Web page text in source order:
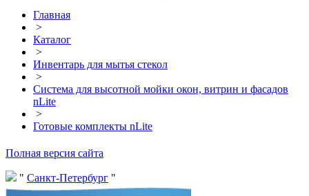
Главная
>
Каталог
>
Инвентарь для мытья стекол
>
Система для высотной мойки окон, витрин и фасадов
nLite
>
Готовые комплекты nLite
Полная версия сайта
Санкт-Петербург